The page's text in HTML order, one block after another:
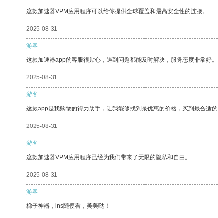
这款加速器VPM应用程序可以给你提供全球覆盖和最高安全性的连接。
2025-08-31
游客
这款加速器app的客服很贴心，遇到问题都能及时解决，服务态度非常好。
2025-08-31
游客
这款app是我购物的得力助手，让我能够找到最优惠的价格，买到最合适
2025-08-31
游客
这款加速器VPM应用程序已经为我们带来了无限的隐私和自由。
2025-08-31
游客
梯子神器，ins随便看，美美哒！